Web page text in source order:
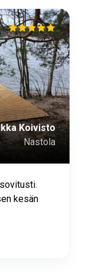
Koivisto
Nastola
kesän